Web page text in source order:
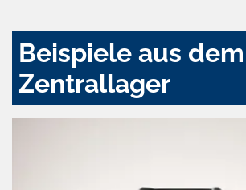
Beispiele aus dem
Zentrallager